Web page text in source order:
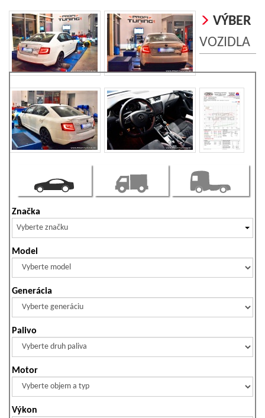
VÝBER
VOZIDLA
Značka
Vyberte značku
Model
Generácia
Palivo
Motor
Výkon